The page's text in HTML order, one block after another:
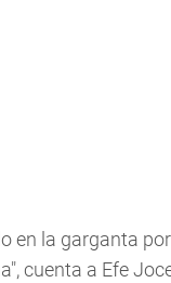
en la garganta
cuenta a Efe